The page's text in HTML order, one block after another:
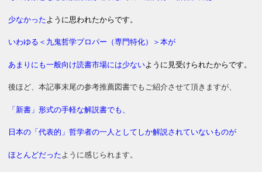
少なかった ように 思われたからです。
いわゆる＜九鬼哲学プロパー（専門特化）＞本が
あまりにも一般向け読書市場には少ないように見受けられたからです。
後ほど、本記事末尾の参考推薦図書でもご紹介させて頂きますが、
「新書」形式の手軽な解説書でも、
日本の「代表的」哲学者の一人としてしか解説されていないものが
ほとんどだった ように感じられます。